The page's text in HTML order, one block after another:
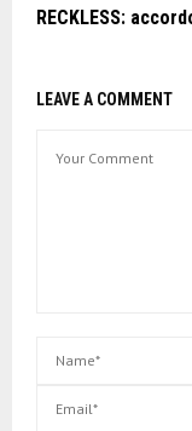
RECKLESS:
LEAVE A COMMENT